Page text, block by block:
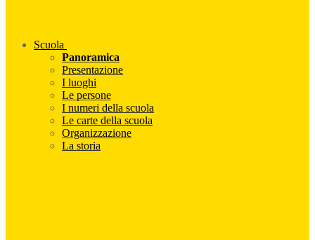
Scuola
Panoramica
Presentazione
I luoghi
Le persone
I numeri della scuola
Le carte della scuola
Organizzazione
La storia